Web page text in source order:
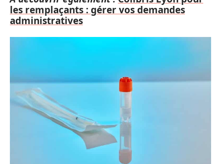
les remplaçants : gérer vos demandes
administratives